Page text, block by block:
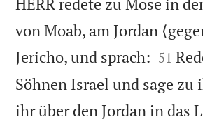
von Moab, am Jordan
Jericho, und sprach: 

51
Söhnen Israel und sage zu
ihr über den Jordan in das